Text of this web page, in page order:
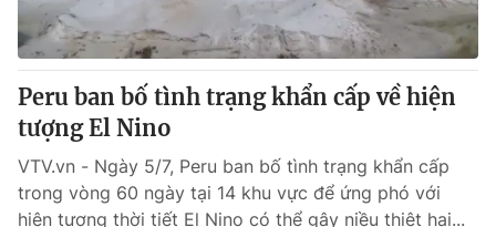
Cơ quan báo chí:Thời báo VTV
Giấy phép hoạt động báo in và báo điện tử số 483/GP-BTTTT
cấp ngày 29/12/2023
Tổng Biên tập:Vũ Thanh Thủy
Phó Tổng Biên tập:
Nguyễn Trọng Ninh
Tổng đài VTV:024.38 355 931 - 024.38 355 932
Peru ban bố tình trạng khẩn cấp về hiện
tượng El Nino
VTV.vn - Ngày 5/7, Peru ban bố tình trạng khẩn cấp
trong vòng 60 ngày tại 14 khu vực để ứng phó với
hiện tượng thời tiết El Nino có thể gây niều thiệt hại...